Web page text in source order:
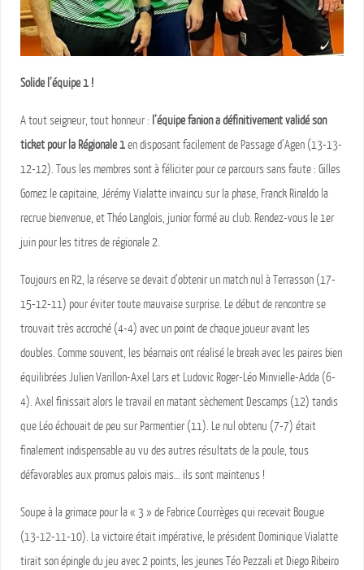
Solide l’équipe 1 !
A tout seigneur, tout honneur : l’équipe fanion a définitivement validé son
ticket pour la Régionale 1en disposant facilement de Passage d’Agen (13-13-
12-12). Tous les membres sont à féliciter pour ce parcours sans faute : Gilles
Gomez le capitaine, Jérémy Vialatte invaincu sur la phase, Franck Rinaldo la
recrue bienvenue, et Théo Langlois, junior formé au club. Rendez-vous le 1er
juin pour les titres de régionale 2.
Toujours en R2, la réserve se devait d’obtenir un match nul à Terrasson (17-
15-12-11) pour éviter toute mauvaise surprise. Le début de rencontre se
trouvait très accroché (4-4) avec un point de chaque joueur avant les
doubles. Comme souvent, les béarnais ont réalisé le break avec les paires bien
équilibrées Julien Varillon-Axel Lars et Ludovic Roger-Léo Minvielle-Adda (6-
4). Axel finissait alors le travail en matant sèchement Descamps (12) tandis
que Léo échouait de peu sur Parmentier (11). Le nul obtenu (7-7) était
finalement indispensable au vu des autres résultats de la poule, tous
défavorables aux promus palois mais… ils sont maintenus !
Soupe à la grimace pour la « 3 » de Fabrice Courrèges qui recevait Bougue
(13-12-11-10). La victoire était impérative, le président Dominique Vialatte
tirait son épingle du jeu avec 2 points, les jeunes Téo Pezzali et Diego Ribeiro